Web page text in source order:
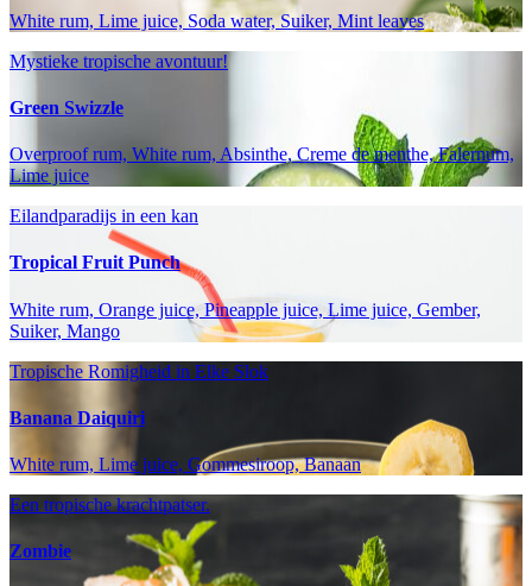
White rum, Lime juice, Soda water, Suiker, Mint leaves
Mystieke tropische avontuur!
Green Swizzle
Overproof rum, White rum, Absinthe, Creme de menthe, Falernum,
Lime juice
Eilandparadijs in een kan
Tropical Fruit Punch
White rum, Orange juice, Pineapple juice, Lime juice, Gember,
Suiker, Mango
Tropische Romigheid in Elke Slok
Banana Daiquiri
White rum, Lime juice, Gommesiroop, Banaan
Een tropische krachtpatser.
Zombie